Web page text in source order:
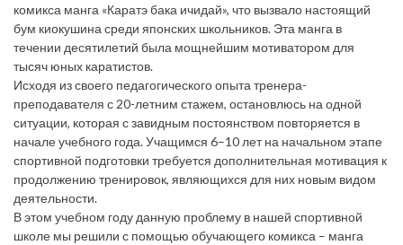
комикса манга «Каратэ бака ичидай», что вызвало настоящий
бум киокушина среди японских школьников. Эта манга в
течении десятилетий была мощнейшим мотиватором для
тысяч юных каратистов.
Исходя из своего педагогического опыта тренера-
преподавателя с 20-летним стажем, остановлюсь на одной
ситуации, которая с завидным постоянством повторяется в
начале учебного года. Учащимся 6–10 лет на начальном этапе
спортивной подготовки требуется дополнительная мотивация к
продолжению тренировок, являющихся для них новым видом
деятельности.
В этом учебном году данную проблему в нашей спортивной
школе мы решили с помощью обучающего комикса – манга